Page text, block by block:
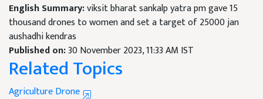
English Summary:viksit bharat sankalp yatra pm gave 15
thousand drones to women and set a target of 25000 jan
aushadhi kendras
Published on:30 November 2023, 11:33 AM IST
Related Topics
Agriculture Drone